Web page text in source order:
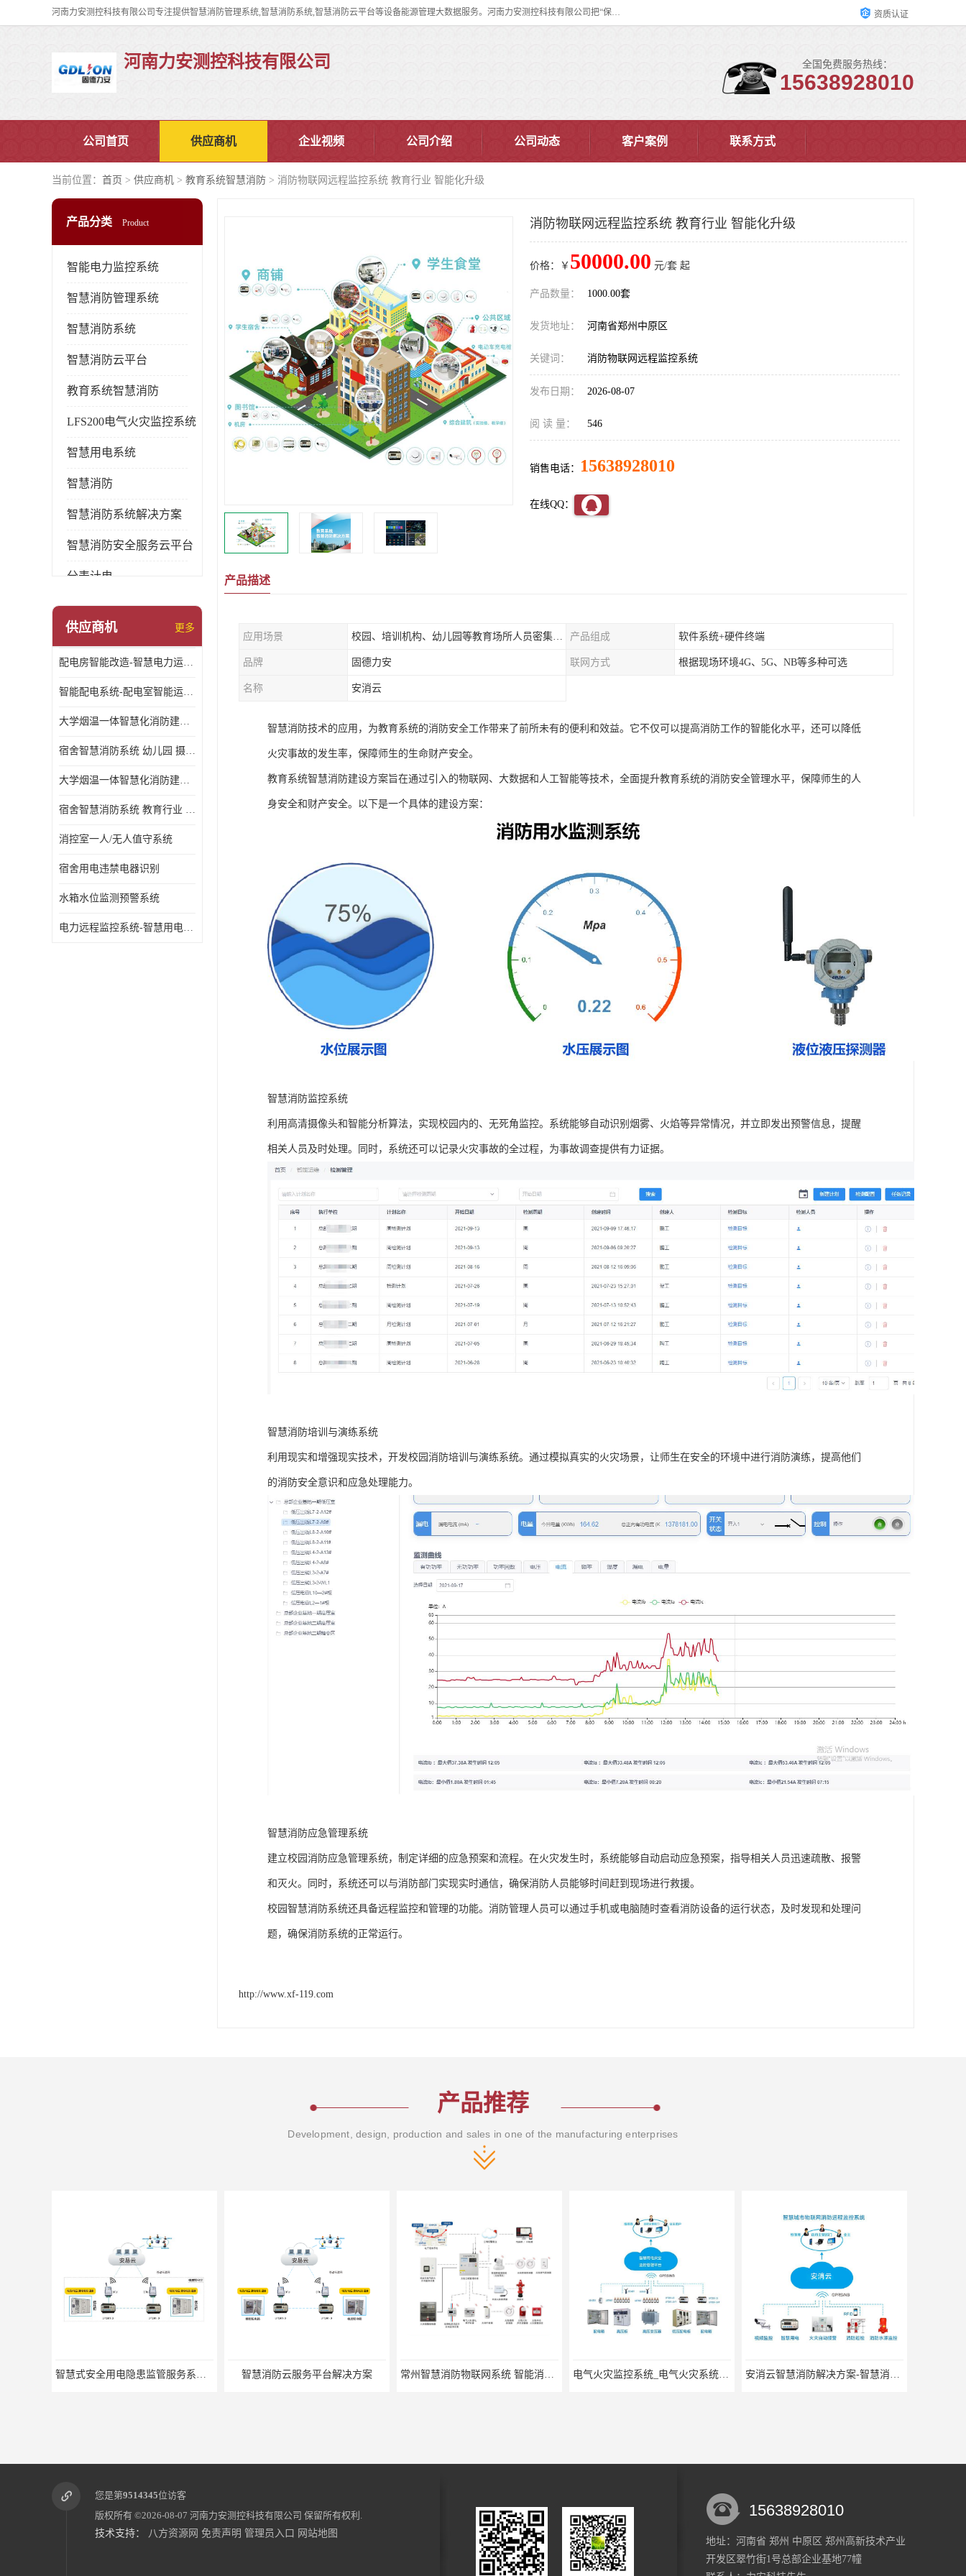
河南力安测控科技有限公司专注提供智慧消防管理系统,智慧消防系统,智慧消防云平台等设备能源管理大数据服务。河南力安测控科技有限公司把“保障设备运行安全可控,让设备管理变得简单”确定为力安的历史使命。 资质认证
河南力安测控科技有限公司 全国免费服务热线：
15638928010
公司首页 供应商机 企业视频 公司介绍 公司动态 客户案例 联系方式
当前位置： 首页 > 供应商机 > 教育系统智慧消防 > 消防物联网远程监控系统 教育行业 智能化升级
产品分类 Product
智能电力监控系统
智慧消防管理系统
智慧消防系统
智慧消防云平台
教育系统智慧消防
LFS200电气火灾监控系统
智慧用电系统
智慧消防
智慧消防系统解决方案
智慧消防安全服务云平台
分表计电
环保用电监管系统
供应商机 更多
配电房智能改造-智慧电力运维云平台
智能配电系统-配电室智能运维监控系统-智能化配电系统平台厂家
大学烟温一体智慧化消防建设 大学校园 消防数字化
宿舍智慧消防系统 幼儿园 摄像头升级
大学烟温一体智慧化消防建设 培训机构 数字化
宿舍智慧消防系统 教育行业 摄像头升级
消控室一人/无人值守系统
宿舍用电违禁电器识别
水箱水位监测预警系统
电力远程监控系统-智慧用电安全监控管理系统
消防物联网远程监控系统 教育行业 智能化升级
价格：￥ 50000.00 元/套 起
产品数量： 1000.00套
发货地址： 河南省郑州中原区
关键词： 消防物联网远程监控系统
发布日期： 2026-08-07
阅 读 量： 546
销售电话： 15638928010
在线QQ：
产品描述
应用场景 校园、培训机构、幼儿园等教育场所人员密集场所消防安全监控管理系统 产品组成 软件系统+硬件终端
品牌 固德力安 联网方式 根据现场环境4G、5G、NB等多种可选
名称 安消云
智慧消防技术的应用，为教育系统的消防安全工作带来了前所未有的便利和效益。它不仅可以提高消防工作的智能化水平，还可以降低
火灾事故的发生率，保障师生的生命财产安全。
教育系统智慧消防建设方案旨在通过引入的物联网、大数据和人工智能等技术，全面提升教育系统的消防安全管理水平，保障师生的人
身安全和财产安全。以下是一个具体的建设方案：
智慧消防监控系统
利用高清摄像头和智能分析算法，实现校园内的、无死角监控。系统能够自动识别烟雾、火焰等异常情况，并立即发出预警信息，提醒
相关人员及时处理。同时，系统还可以记录火灾事故的全过程，为事故调查提供有力证据。
智慧消防培训与演练系统
利用现实和增强现实技术，开发校园消防培训与演练系统。通过模拟真实的火灾场景，让师生在安全的环境中进行消防演练，提高他们
的消防安全意识和应急处理能力。
智慧消防应急管理系统
建立校园消防应急管理系统，制定详细的应急预案和流程。在火灾发生时，系统能够自动启动应急预案，指导相关人员迅速疏散、报警
和灭火。同时，系统还可以与消防部门实现实时通信，确保消防人员能够时间赶到现场进行救援。
校园智慧消防系统还具备远程监控和管理的功能。消防管理人员可以通过手机或电脑随时查看消防设备的运行状态，及时发现和处理问
题，确保消防系统的正常运行。
http://www.xf-119.com
产品推荐
Development, design, production and sales in one of the manufacturing enterprises
智慧式安全用电隐患监管服务系统_智慧用电设备 智慧消防云服务平台解决方案 常州智慧消防物联网系统 智能消防物联网系统 电气火灾监控系统_电气火灾系统厂家 安消云智慧消防解决方案-智慧消防物联网解决方案
您是第9514345位访客
版权所有 ©2026-08-07 河南力安测控科技有限公司 保留所有权利.
技术支持： 八方资源网 免责声明 管理员入口 网站地图
15638928010
地址：河南省 郑州 中原区 郑州高新技术产业
开发区翠竹街1号总部企业基地77幢